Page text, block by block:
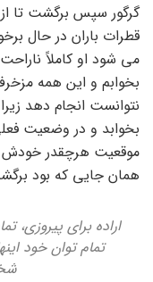
گرگور سپس برگشت تا
قطرات باران در حال
می شود او کاملاً
بخوابم و این همه
نتوانست انجام دهد
بخوابد و در وضعیت
موقعیت هرچقدر خودش
همان جایی که بود
اراده برای پیروزی،
تمام توان خود